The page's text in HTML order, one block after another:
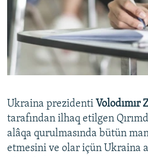
FİKİR
Русский
Українською
RFE/RS bütün saytları
Ukraina prezidenti Volodımır
tarafından ilhaq etilgen
alâqa qurulmasında bütün
etmesini ve olar içün Ukraina